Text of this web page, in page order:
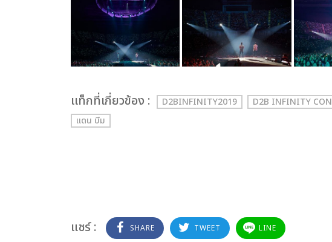
เเท็กที่เกี่ยวข้อง : D2BINFINITY2019 D2B INFINITY
แดน บีม
แชร์ : SHARE TWEET LINE